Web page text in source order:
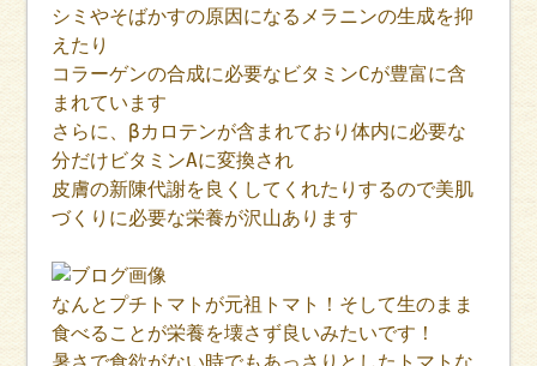
シミやそばかすの原因になるメラニンの生成を抑
えたり
コラーゲンの合成に必要なビタミンCが豊富に含
まれています
さらに、βカロテンが含まれており体内に必要な
分だけビタミンAに変換され
皮膚の新陳代謝を良くしてくれたりするので美肌
づくりに必要な栄養が沢山あります
なんとプチトマトが元祖トマト！そして生のまま
食べることが栄養を壊さず良いみたいです！